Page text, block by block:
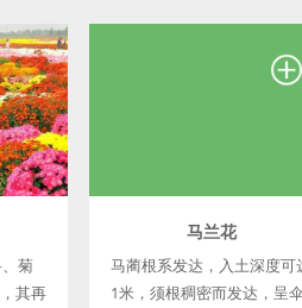
菊
其再
马兰花
马蔺根系发达，入土深度可
1米，须根稠密而发达，呈伞